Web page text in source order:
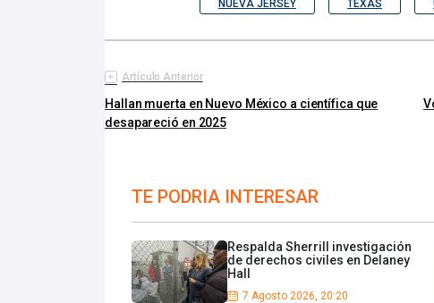
NUEVA JERSEY TEXAS
Artículo Anterior
Hallan muerta en Nuevo México a científica que
desapareció en 2025
TE PODRIA INTERESAR
Respalda Sherrill investigación
de derechos civiles en Delaney
Hall
7 Agosto 2026, 20:20